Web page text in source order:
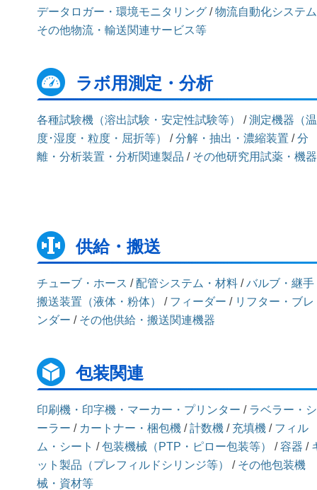
データロガー・環境モニタリング /物流自動化システム
その他物流・輸送関連サービス等
ラボ用測定・分析
各種試験機（溶出試験・安定性試験等） /測定機器（温
度･湿度・粒度・屈折等）
/分解・抽出・濃縮装置 /分
離・分析装置・分析関連製品 / その他研究用試薬・機器
供給・搬送
チューブ・ホース /配管システム・材料 /バルブ・継手
搬送装置（液体・粉体）
/ フィーダー / リフター・ブレ
ンダー / その他供給・搬送関連機器
包装関連
印刷機・印字機・マーカー・プリンター / ラベラー・シ
ーラー / カートナー・梱包機 /計数機 / 充填機 / フィル
ム・シート /包装機械（PTP・ピロー包装等） /容器 /
ット製品（プレフィルドシリンジ等）
/ その他包装機
械・資材等